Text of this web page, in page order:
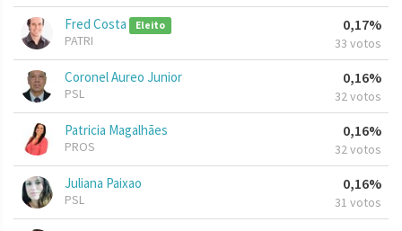
Fred Costa Eleito
PATRI
0,17%
33 votos
Coronel Aureo Junior
PSL
0,16%
32 votos
Patricia Magalhães
PROS
0,16%
32 votos
Juliana Paixao
PSL
0,16%
31 votos